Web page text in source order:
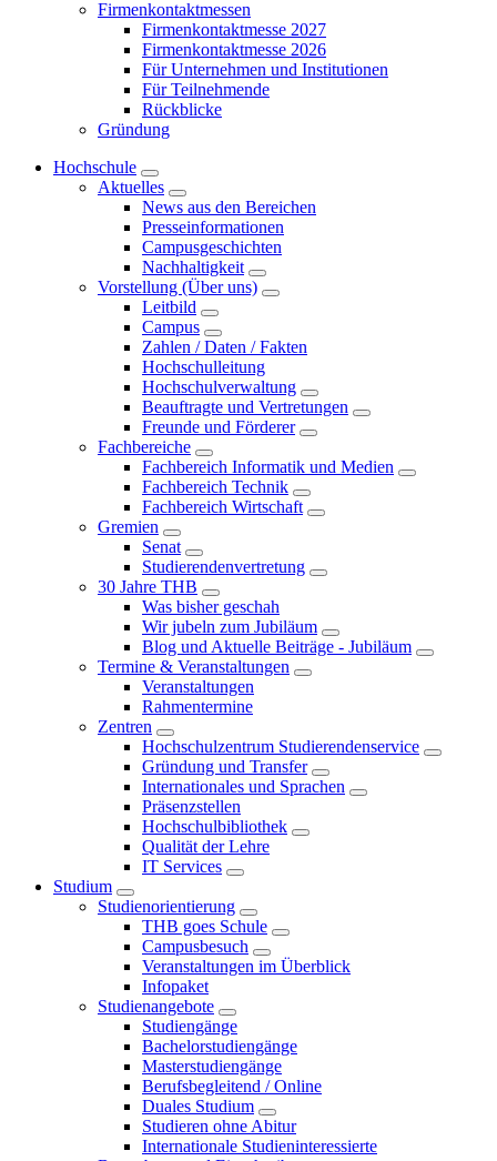
Firmenkontaktmessen
Firmenkontaktmesse 2027
Firmenkontaktmesse 2026
Für Unternehmen und Institutionen
Für Teilnehmende
Rückblicke
Gründung
Hochschule
Aktuelles
News aus den Bereichen
Presseinformationen
Campusgeschichten
Nachhaltigkeit
Vorstellung (Über uns)
Leitbild
Campus
Zahlen / Daten / Fakten
Hochschulleitung
Hochschulverwaltung
Beauftragte und Vertretungen
Freunde und Förderer
Fachbereiche
Fachbereich Informatik und Medien
Fachbereich Technik
Fachbereich Wirtschaft
Gremien
Senat
Studierendenvertretung
30 Jahre THB
Was bisher geschah
Wir jubeln zum Jubiläum
Blog und Aktuelle Beiträge - Jubiläum
Termine & Veranstaltungen
Veranstaltungen
Rahmentermine
Zentren
Hochschulzentrum Studierendenservice
Gründung und Transfer
Internationales und Sprachen
Präsenzstellen
Hochschulbibliothek
Qualität der Lehre
IT Services
Studium
Studienorientierung
THB goes Schule
Campusbesuch
Veranstaltungen im Überblick
Infopaket
Studienangebote
Studiengänge
Bachelorstudiengänge
Masterstudiengänge
Berufsbegleitend / Online
Duales Studium
Studieren ohne Abitur
Internationale Studieninteressierte